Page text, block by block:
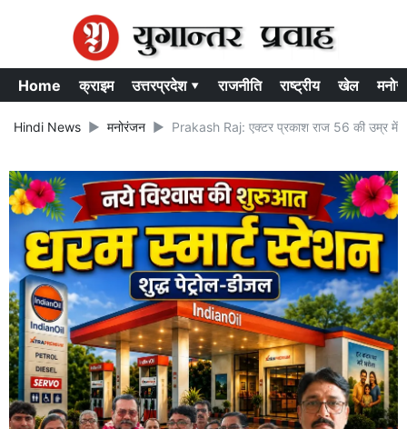
Home क्राइम उत्तरप्रदेश ▾ राजनीति राष्ट्रीय खेल
Hindi News मनोरंजन Prakash Raj: एक्टर प्रकाश राज 56 की उम्र में